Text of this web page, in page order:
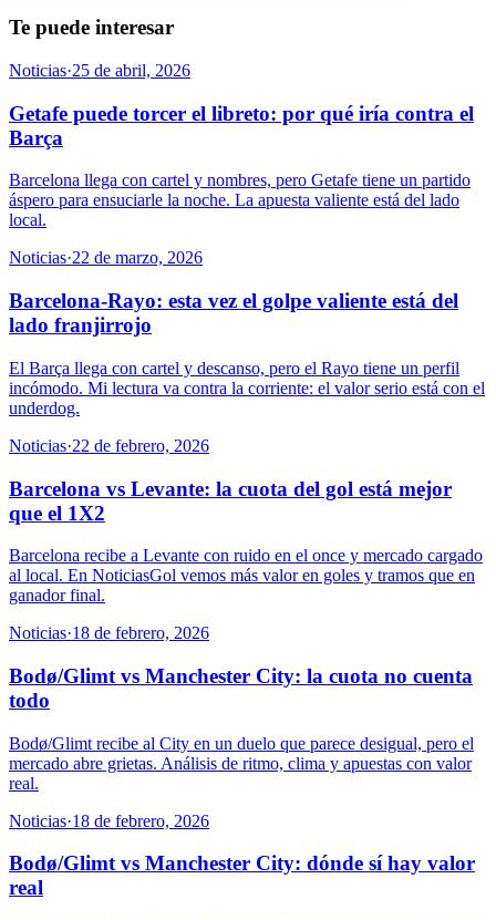
Te puede interesar
Noticias·25 de abril, 2026
Getafe puede torcer el libreto: por qué iría contra el
Barça
Barcelona llega con cartel y nombres, pero Getafe tiene un partido
áspero para ensuciarle la noche. La apuesta valiente está del lado
local.
Noticias·22 de marzo, 2026
Barcelona-Rayo: esta vez el golpe valiente está del
lado franjirrojo
El Barça llega con cartel y descanso, pero el Rayo tiene un perfil
incómodo. Mi lectura va contra la corriente: el valor serio está con el
underdog.
Noticias·22 de febrero, 2026
Barcelona vs Levante: la cuota del gol está mejor
que el 1X2
Barcelona recibe a Levante con ruido en el once y mercado cargado
al local. En NoticiasGol vemos más valor en goles y tramos que en
ganador final.
Noticias·18 de febrero, 2026
Bodø/Glimt vs Manchester City: la cuota no cuenta
todo
Bodø/Glimt recibe al City en un duelo que parece desigual, pero el
mercado abre grietas. Análisis de ritmo, clima y apuestas con valor
real.
Noticias·18 de febrero, 2026
Bodø/Glimt vs Manchester City: dónde sí hay valor
real